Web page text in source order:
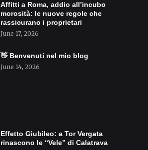
Affitti a Roma, addio all’incubo
morosità: le nuove regole che
rassicurano i proprietari
June 17, 2026
👋 Benvenuti nel mio blog
June 14, 2026
Effetto Giubileo: a Tor Vergata
rinascono le “Vele” di Calatrava